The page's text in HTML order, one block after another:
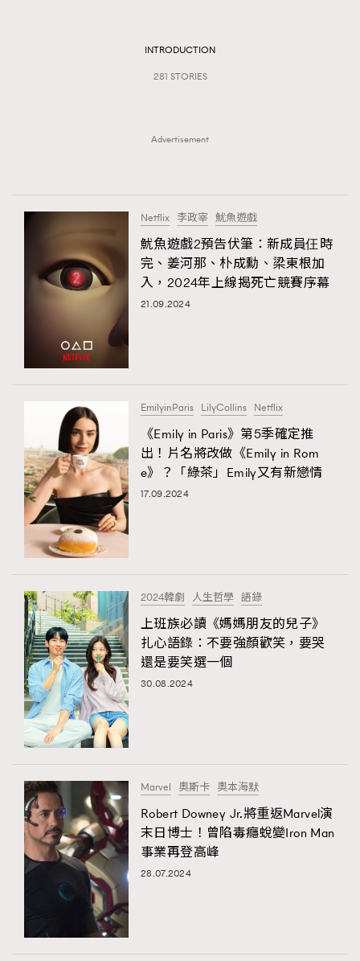
AFrenchMind
DressLikeAParisienne
FigaroBeautyRitual 7
FigaroCeleb 547
FigaroCinéma 281
FigaroDigitalCover
FigaroGadget
FigaroHealth 647
FigaroHub 128
FigaroIcon 68
FigaroInsight
FigaroLifestyle 230
FigaroLove 89
FigaroMasterclass 20
FigaroMusic 90
FigaroStyle
FigaroSubculture
Grooming&Fitness
HommesFashion 2
HommeStyle 132
NoBagNoLife
People
VAxChowSangSang
WatchesWonder&Beyond
#FigaroExhibition 群星力撐MF X Leung Mo《See
#FigaroExhibition Wyman 揭曉 Figaro Exhibition
第二站！
法國五月French May專訪四位香港文藝代表
#FigaroIssue 容祖兒封面專訪｜追逐歌手夢
#FigaroIssue 專訪陳漢娜Hanna與Takuro｜模特
INTRODUCTION
281 STORIES
Advertisement
Netflix 李政宰 魷魚遊戲
魷魚遊戲2預告伏筆：新成員仼時
完、姜河那、朴成勳、梁東根加
入，2024年上線揭死亡競賽序幕
21.09.2024
EmilyinParis LilyCollins Netflix
《Emily in Paris》第5季確定推
出！片名將改做《Emily in Rom
e》？「綠茶」Emily又有新戀情
17.09.2024
2024韓劇 人生哲學 語錄
上班族必讀《媽媽朋友的兒子》
扎心語錄：不要強顏歡笑，要哭
還是要笑選一個
30.08.2024
Marvel 奧斯卡 奧本海默
Robert Downey Jr.將重返Marvel演
末日博士！曾陷毒癮蛻變Iron Man
事業再登高峰
28.07.2024